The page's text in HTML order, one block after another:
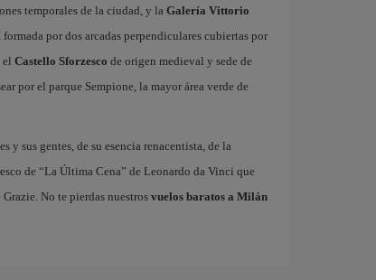
temporales de la ciudad, y la Galería Vittorio
por dos arcadas perpendiculares cubiertas por
el Castello Sforzesco de origen medieval y sede de
por el parque Sempione, la mayor área verde de
y sus gentes, de su esencia renacentista, de la
de “La Última Cena” de Leonardo da Vinci que
No te pierdas nuestros vuelos baratos a Milán